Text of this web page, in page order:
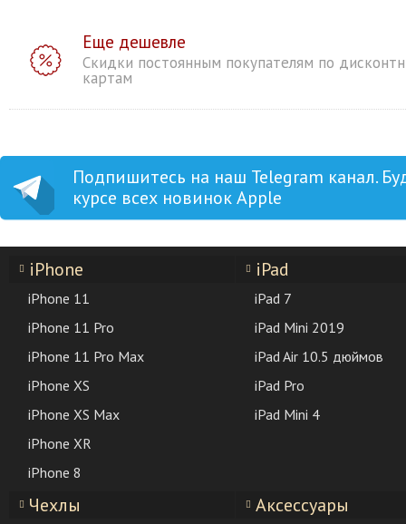
Еще дешевле
Скидки постоянным покупателям по
картам
Подпишитесь на наш Telegram канал.
курсе всех новинок Apple
iPhone
iPhone 11
iPhone 11 Pro
iPhone 11 Pro Max
iPhone XS
iPhone XS Max
iPhone XR
iPhone 8
iPad
iPad 7
iPad Mini 2019
iPad Air 10.5 дюймов
iPad Pro
iPad Mini 4
Чехлы Аксессуары